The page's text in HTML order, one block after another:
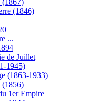
(1867)
(1846)
...
de Juillet
1945)
(1863-1933)
(1856)
1er Empire